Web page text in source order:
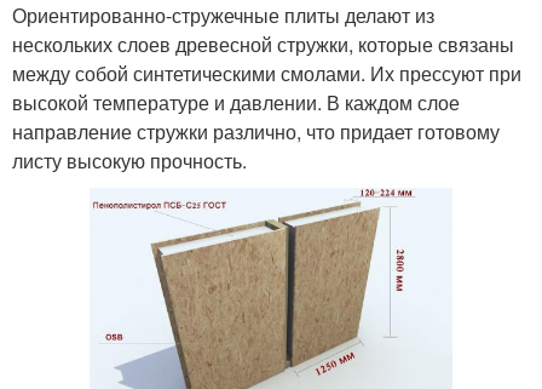
Ориентированно-стружечные плиты делают из
нескольких слоев древесной стружки, которые связаны
между собой синтетическими смолами. Их прессуют при
высокой температуре и давлении. В каждом слое
направление стружки различно, что придает готовому
листу высокую прочность.